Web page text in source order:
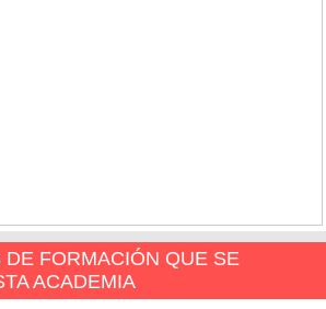
FORMACIÓN QUE SE
ACADEMIA